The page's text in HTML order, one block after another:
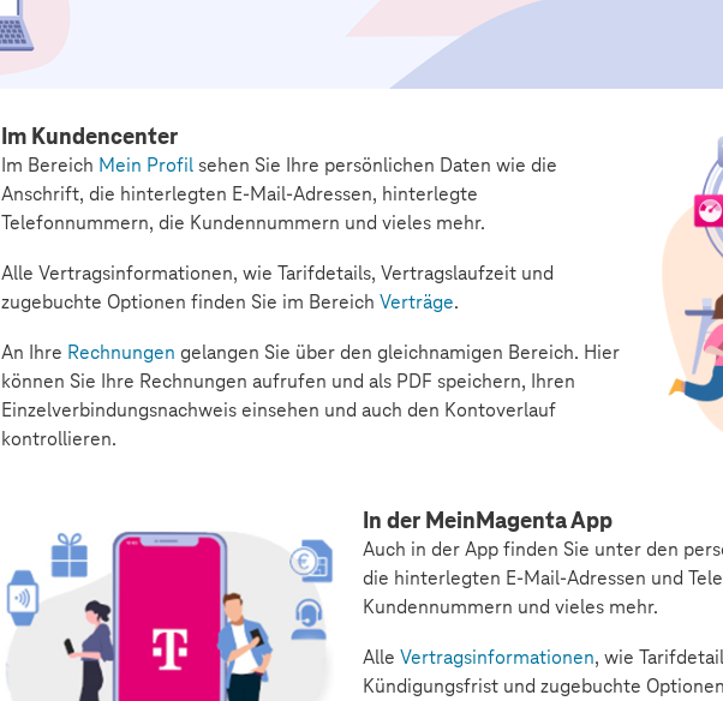
Im Kundencenter
Im Bereich Mein Profil sehen Sie Ihre persönlichen Daten wie die
Anschrift, die hinterlegten E-Mail-Adressen, hinterlegte
Telefonnummern, die Kundennummern und vieles mehr.
Alle Vertragsinformationen, wie Tarifdetails, Vertragslaufzeit und
zugebuchte Optionen finden Sie im Bereich Verträge.
An Ihre Rechnungen gelangen Sie über den gleichnamigen Bereich. Hier
können Sie Ihre Rechnungen aufrufen und als PDF speichern, Ihren
Einzelverbindungsnachweis einsehen und auch den Kontoverlauf
kontrollieren.
In der MeinMagenta App
Auch in der App finden Sie unter den
die hinterlegten E-Mail-Adressen und
Kundennummern und vieles mehr.
AlleVertragsinformationen, wie
Kündigungsfrist und zugebuchte